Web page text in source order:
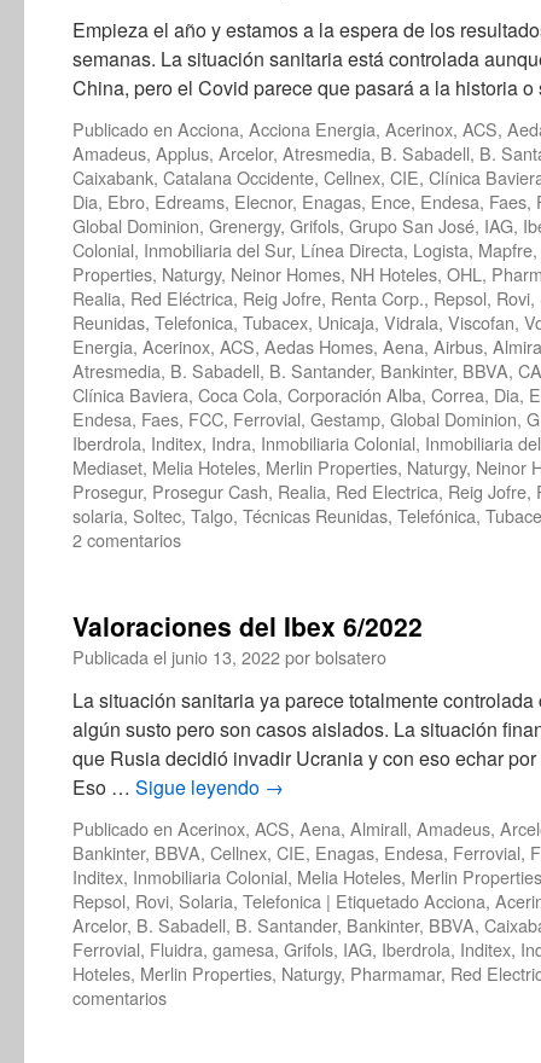
Empieza el año y estamos a la espera de los
semanas. La situación sanitaria está controlada
China, pero el Covid parece que pasará a la historia
Publicado en Acciona, Acciona Energia, Acerinox, ACS,
Amadeus, Applus, Arcelor, Atresmedia, B. Sabadell, B.
Caixabank, Catalana Occidente, Cellnex, CIE, Clínica
Dia, Ebro, Edreams, Elecnor, Enagas, Ence, Endesa, Faes,
Global Dominion, Grenergy, Grifols, Grupo San José, IAG,
Colonial, Inmobiliaria del Sur, Línea Directa, Logista, Mapfre,
Properties, Naturgy, Neinor Homes, NH Hoteles, OHL ,
Realia, Red Eléctrica, Reig Jofre, Renta Corp., Repsol, Rovi,
Reunidas, Telefonica, Tubacex, Unicaja, Vidrala, Viscofan,
Energia, Acerinox, ACS, Aedas Homes, Aena, Airbus,
Atresmedia, B. Sabadell, B. Santander, Bankinter, BBVA,
Clínica Baviera, Coca Cola, Corporación Alba, Correa, Dia,
Endesa, Faes, FCC, Ferrovial, Gestamp, Global Dominion,
Iberdrola, Inditex, Indra, Inmobiliaria Colonial, Inmobiliaria
Mediaset, Melia Hoteles, Merlin Properties, Naturgy, Neinor
Prosegur, Prosegur Cash, Realia, Red Electrica, Reig Jofre,
solaria, Soltec, Talgo, Técnicas Reunidas, Telefónica,
2 comentarios
Valoraciones del Ibex 6/2022
Publicada el junio 13, 2022porbolsatero
La situación sanitaria ya parece totalmente
algún susto pero son casos aislados. La situación
que Rusia decidió invadir Ucrania y con eso echar
Eso … Sigue leyendo →
Publicado en Acerinox, ACS, Aena, Almirall, Amadeus,
Bankinter, BBVA, Cellnex, CIE, Enagas, Endesa, Ferrovial,
Inditex, Inmobiliaria Colonial, Melia Hoteles, Merlin Properties
Repsol, Rovi, Solaria, Telefonica | EtiquetadoAcciona,
Arcelor, B. Sabadell, B. Santander, Bankinter, BBVA,
Ferrovial, Fluidra, gamesa, Grifols, IAG, Iberdrola, Inditex,
Hoteles, Merlin Properties, Naturgy, Pharmamar, Red
comentarios